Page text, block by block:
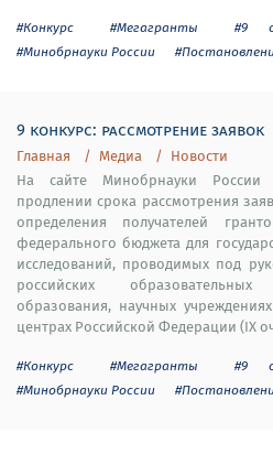
#Конкурс #Мегагранты #9
#Минобрнауки России
9 конкурс: рассмотрение заявок
Главная Медиа
Новости
На сайте Минобрнауки
продлении срока рассмотрения
определения получателей
федерального бюджета для
исследований, проводимых под
российских
образования, научных
центрах Российской Федерации (IX
#Конкурс #Мегагранты #9
#Минобрнауки России